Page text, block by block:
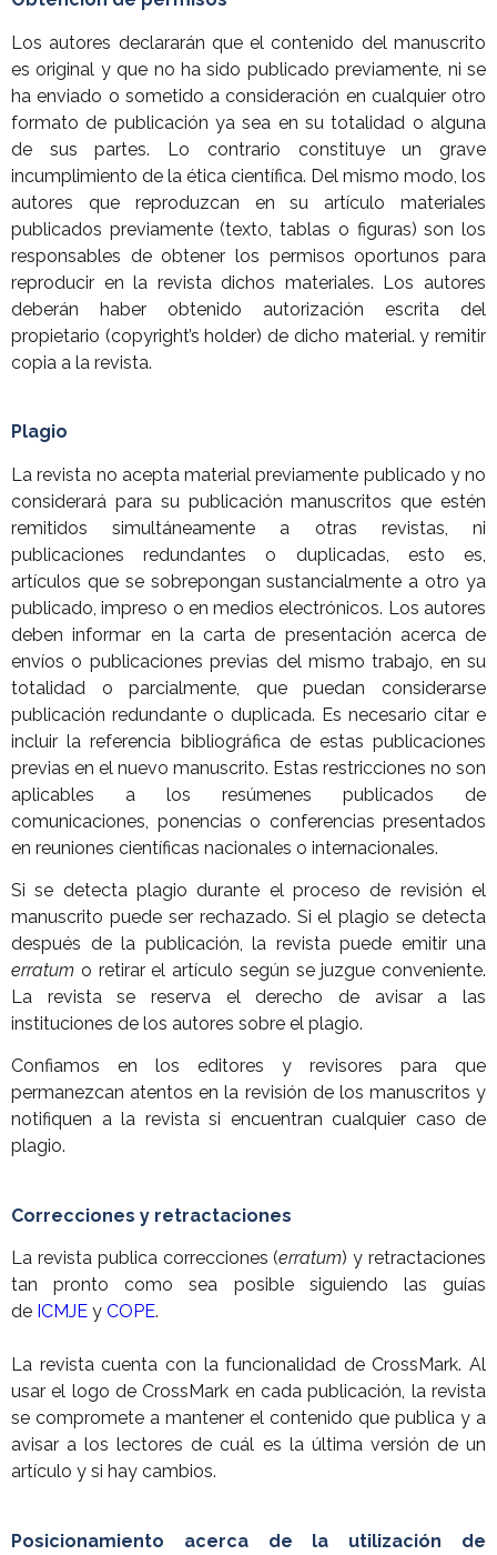
Los autores declararán que el contenido del manuscrito
es original y que no ha sido publicado previamente, ni se
ha enviado o sometido a consideración en cualquier otro
formato de publicación ya sea en su totalidad o alguna
de sus partes. Lo contrario constituye un grave
incumplimiento de la ética científica. Del mismo modo, los
autores que reproduzcan en su artículo materiales
publicados previamente (texto, tablas o figuras) son los
responsables de obtener los permisos oportunos para
reproducir en la revista dichos materiales. Los autores
deberán haber obtenido autorización escrita del
propietario (copyright’s holder) de dicho material. y remitir
copia a la revista.
Plagio
La revista no acepta material previamente publicado y no
considerará para su publicación manuscritos que estén
remitidos simultáneamente a otras revistas, ni
publicaciones redundantes o duplicadas, esto es,
artículos que se sobrepongan sustancialmente a otro ya
publicado, impreso o en medios electrónicos. Los autores
deben informar en la carta de presentación acerca de
envíos o publicaciones previas del mismo trabajo, en su
totalidad o parcialmente, que puedan considerarse
publicación redundante o duplicada. Es necesario citar e
incluir la referencia bibliográfica de estas publicaciones
previas en el nuevo manuscrito. Estas restricciones no son
aplicables a los resúmenes publicados de
comunicaciones, ponencias o conferencias presentados
en reuniones científicas nacionales o internacionales.
Si se detecta plagio durante el proceso de revisión el
manuscrito puede ser rechazado. Si el plagio se detecta
después de la publicación, la revista puede emitir una
erratum o retirar el artículo según se juzgue conveniente.
La revista se reserva el derecho de avisar a las
instituciones de los autores sobre el plagio.
Confiamos en los editores y revisores para que
permanezcan atentos en la revisión de los manuscritos y
notifiquen a la revista si encuentran cualquier caso de
plagio.
Correcciones y retractaciones
La revista publica correcciones (erratum) y retractaciones
tan pronto como sea posible siguiendo las guías
de ICMJE y COPE.
La revista cuenta con la funcionalidad de CrossMark. Al
usar el logo de CrossMark en cada publicación, la revista
se compromete a mantener el contenido que publica y a
avisar a los lectores de cuál es la última versión de un
artículo y si hay cambios.
Posicionamiento acerca de la utilización de